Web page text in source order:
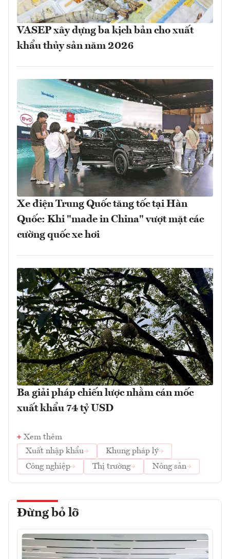
VASEP xây dựng ba kịch bản cho xuất
khẩu thủy sản năm 2026
Xe điện Trung Quốc tăng tốc tại Hàn
Quốc: Khi "made in China" vượt mặt các
cường quốc xe hơi
Ba giải pháp chiến lược nhằm cán mốc
xuất khẩu 74 tỷ USD
Xem thêm
Xuất nhập khẩu
Khung pháp lý
Công nghiệp
Thị trường Nông sản
Đừng bỏ lỡ